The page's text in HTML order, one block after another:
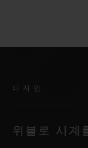
디자인
위블로 시계